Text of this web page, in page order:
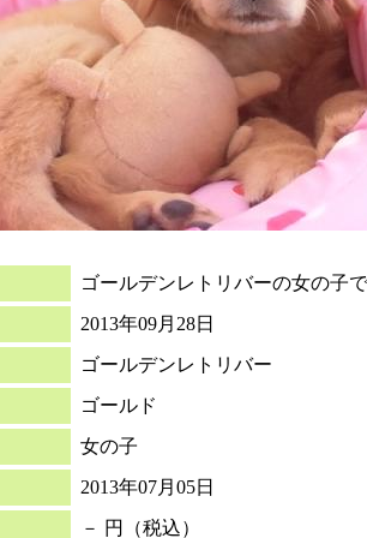
ゴールデンレトリバーの女の子
2013年09月28日
ゴールデンレトリバー
ゴールド
女の子
2013年07月05日
－ 円（税込）